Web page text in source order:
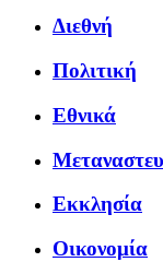
Διεθνή
Πολιτική
Εθνικά
Εκκλησία
Οικονομία